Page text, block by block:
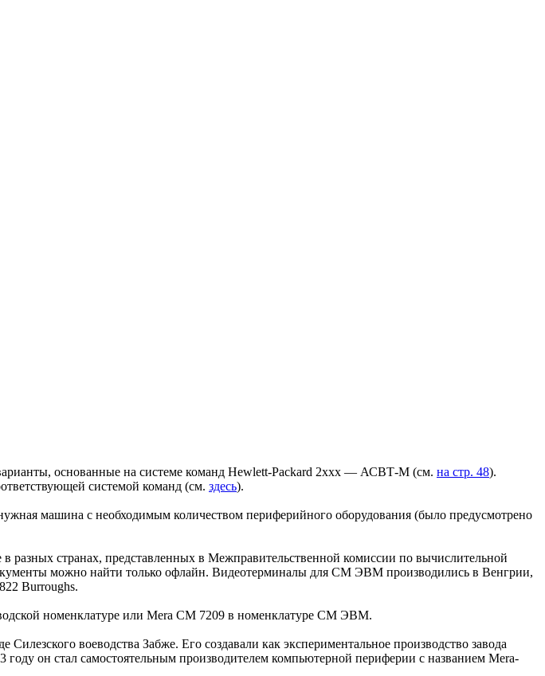
основанные на системе команд Hewlett-Packard 2ххх — АСВТ-М (см. на стр. 48).
системой команд (см. здесь).
машина с необходимым количеством периферийного оборудования (было предусмотрено
странах, представленных в Межправительственной комиссии по вычислительной
можно найти только офлайн. Видеотерминалы для СМ ЭВМ производились в Венгрии,
Burroughs.
номенклатуре или Mera СМ 7209 в номенклатуре СМ ЭВМ.
воеводства Забже. Его создавали как экспериментальное производство завода
он стал самостоятельным производителем компьютерной периферии с названием Mera-